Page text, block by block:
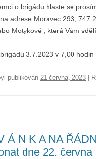
o brigádu hlaste se
adrese Moravec 293, 747
Motykové , která Vám
3.7.2023 v 7,00
publikován 21 června, 2023 |
Á N K A NA
dne 22.